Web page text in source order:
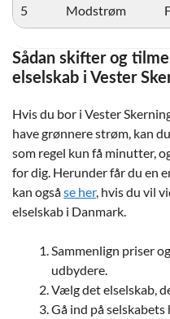
5 Modstrøm
Sådan skifter og
elselskab i Vester
Hvis du bor i Vester
have grønnere strøm, kan
som regel kun få minutter,
for dig. Herunder får du en
kan ogsåse her, hvis du vil
elselskab i Danmark.
Sammenlign priser
udbydere.
Vælg det elselskab,
Gå ind på